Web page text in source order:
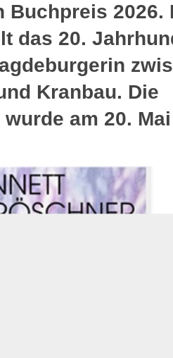
Buchpreis 2026.
das 20.
Kranbau. Die
am 20. Mai